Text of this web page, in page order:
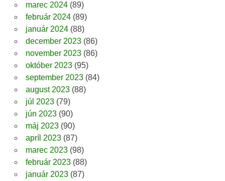
marec 2024(89)
február 2024(89)
január 2024(88)
december 2023(86)
november 2023(86)
október 2023(95)
september 2023(84)
august 2023(88)
júl 2023(79)
jún 2023(90)
máj 2023(90)
apríl 2023(87)
marec 2023(98)
február 2023(88)
január 2023(87)